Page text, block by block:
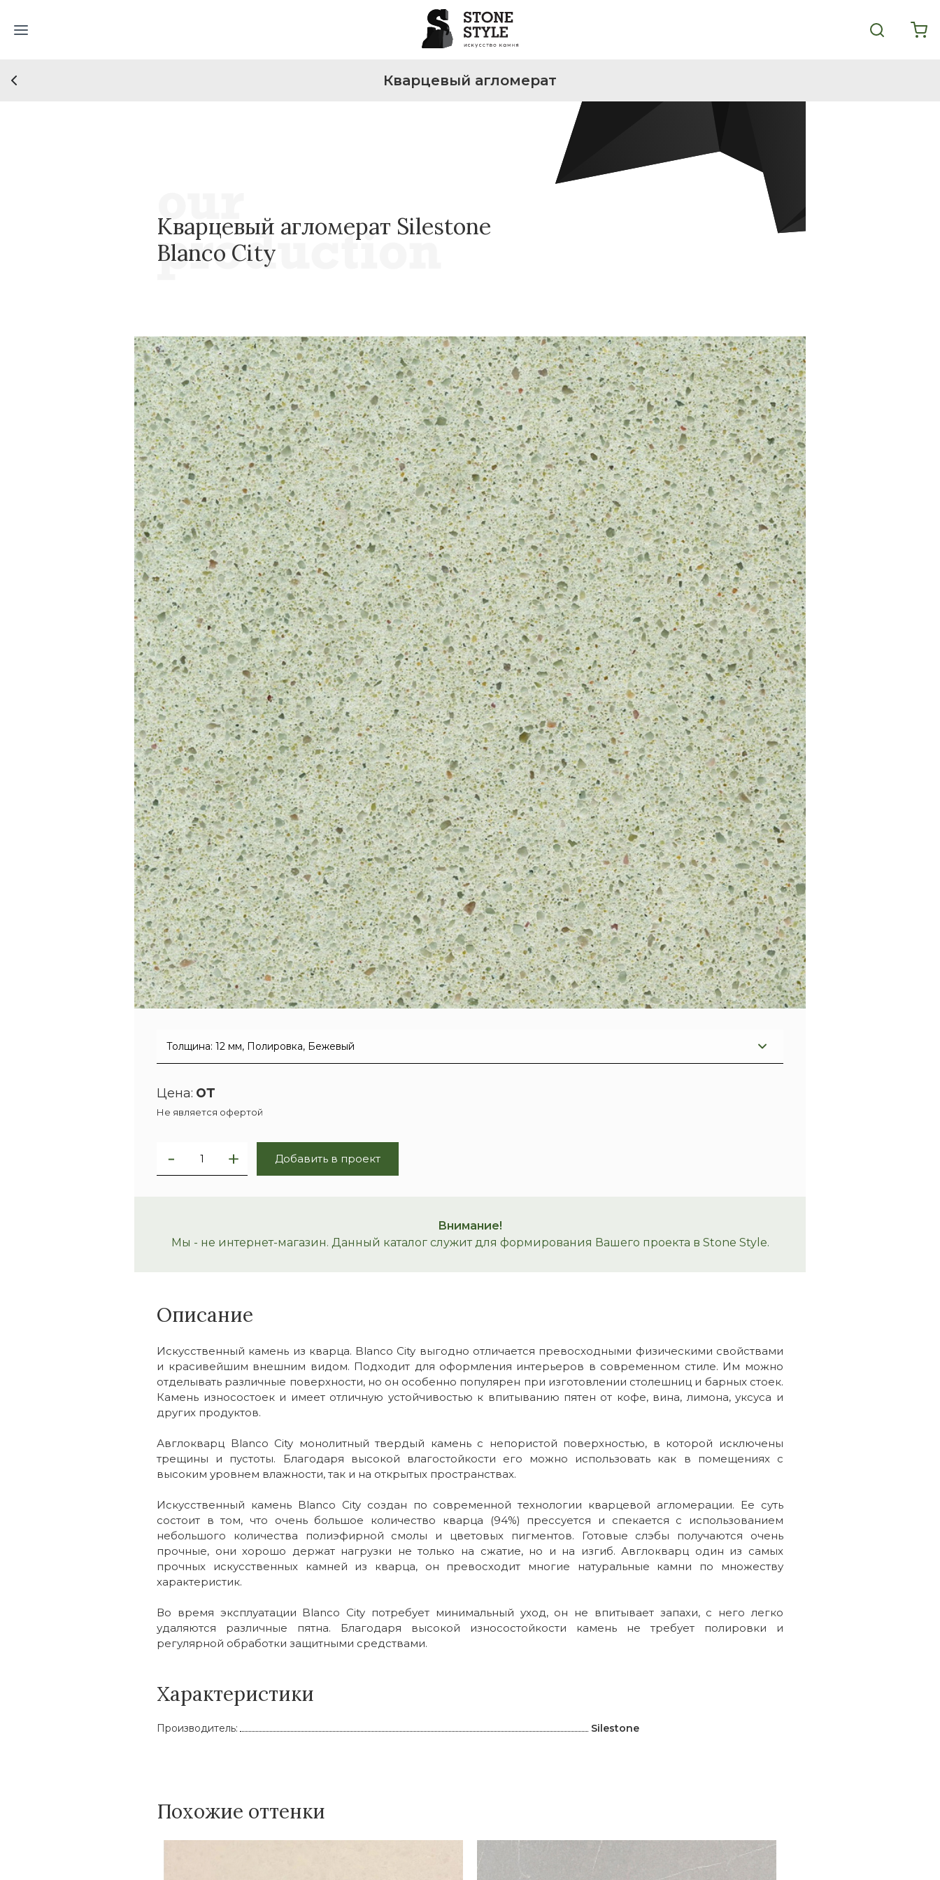
Кварцевый агломерат
Кварцевый агломерат Silestone
Blanco City
Цена: от
Не является офертой
Добавить в проект
Внимание!
Мы - не интернет-магазин. Данный каталог служит для формирования Вашего проекта в Stone Style.
Описание
Искусственный камень из кварца. Blanco City выгодно отличается превосходными физическими свойствами
и красивейшим внешним видом. Подходит для оформления интерьеров в современном стиле. Им можно
отделывать различные поверхности, но он особенно популярен при изготовлении столешниц и барных стоек.
Камень износостоек и имеет отличную устойчивостью к впитыванию пятен от кофе, вина, лимона, уксуса и
других продуктов.
Авглокварц Blanco City монолитный твердый камень с непористой поверхностью, в которой исключены
трещины и пустоты. Благодаря высокой влагостойкости его можно использовать как в помещениях с
высоким уровнем влажности, так и на открытых пространствах.
Искусственный камень Blanco City создан по современной технологии кварцевой агломерации. Ее суть
состоит в том, что очень большое количество кварца (94%) прессуется и спекается с использованием
небольшого количества полиэфирной смолы и цветовых пигментов. Готовые слэбы получаются очень
прочные, они хорошо держат нагрузки не только на сжатие, но и на изгиб. Авглокварц один из самых
прочных искусственных камней из кварца, он превосходит многие натуральные камни по множеству
характеристик.
Во время эксплуатации Blanco City потребует минимальный уход, он не впитывает запахи, с него легко
удаляются различные пятна. Благодаря высокой износостойкости камень не требует полировки и
регулярной обработки защитными средствами.
Характеристики
Производитель: Silestone
Похожие оттенки